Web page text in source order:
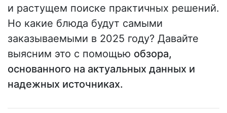
и растущем поиске практичных решений.
Но какие блюда будут самыми
заказываемыми в 2025 году? Давайте
выясним это с помощью обзора,
основанного на актуальных данных и
надежных источниках.